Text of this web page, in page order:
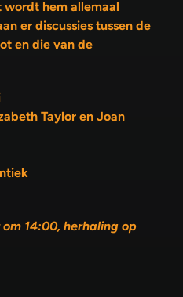
er discussies tussen de
Taylor en Joan
14:00, herhaling op